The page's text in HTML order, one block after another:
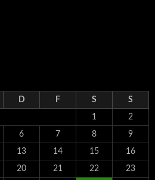
D F S S
1 2
6 7 8 9
13 14 15 16
20 21 22 23